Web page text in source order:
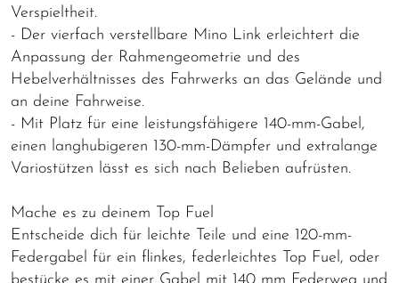
Verspieltheit.
- Der vierfach verstellbare Mino Link erleichtert die
Anpassung der Rahmengeometrie und des
Hebelverhältnisses des Fahrwerks an das Gelände und
an deine Fahrweise.
- Mit Platz für eine leistungsfähigere 140-mm-Gabel,
einen langhubigeren 130-mm-Dämpfer und extralange
Variostützen lässt es sich nach Belieben aufrüsten.
Mache es zu deinem Top Fuel
Entscheide dich für leichte Teile und eine 120-mm-
Federgabel für ein flinkes, federleichtes Top Fuel, oder
bestücke es mit einer Gabel mit 140 mm Federweg und